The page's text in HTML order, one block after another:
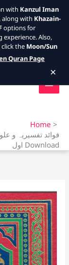
Home
فوائد تفسیریہ و
اول Download
with Kanzul Iman
, along with Khazain-
options for
experience. Also,
the Moon/Sun
Quran Page
×